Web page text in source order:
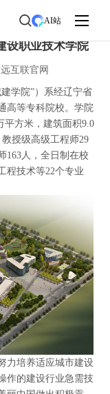
AI站
设职业技术学院
互联官网
学院”）系经辽宁省
高等专科院校。学院
平方米，建筑面积9.0
授级高级工程师29
163人，全日制在校
程技术等22个专业
力培养适应城市建设
作的建设行业急需技